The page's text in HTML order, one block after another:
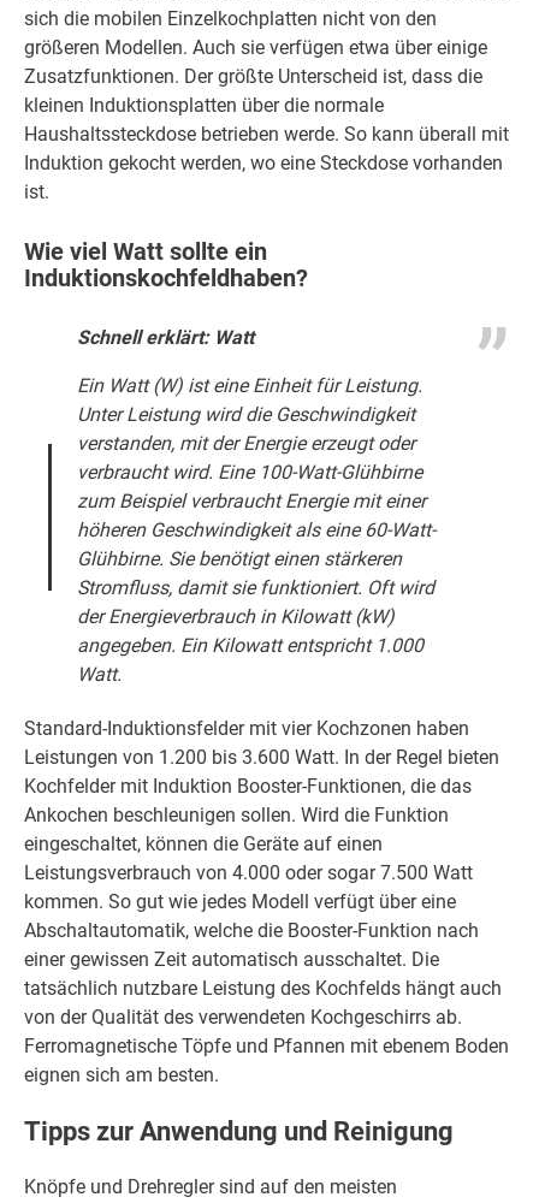
sich die mobilen Einzelkochplatten nicht von den
größeren Modellen. Auch sie verfügen etwa über einige
Zusatzfunktionen. Der größte Unterscheid ist, dass die
kleinen Induktionsplatten über die normale
Haushaltssteckdose betrieben werde. So kann überall mit
Induktion gekocht werden, wo eine Steckdose vorhanden
ist.
Wie viel Watt sollte ein
Induktionskochfeldhaben?
Schnell erklärt: Watt
Ein Watt (W) ist eine Einheit für Leistung.
Unter Leistung wird die Geschwindigkeit
verstanden, mit der Energie erzeugt oder
verbraucht wird. Eine 100-Watt-Glühbirne
zum Beispiel verbraucht Energie mit einer
höheren Geschwindigkeit als eine 60-Watt-
Glühbirne. Sie benötigt einen stärkeren
Stromfluss, damit sie funktioniert. Oft wird
der Energieverbrauch in Kilowatt (kW)
angegeben. Ein Kilowatt entspricht 1.000
Watt.
Standard-Induktionsfelder mit vier Kochzonen haben
Leistungen von 1.200 bis 3.600 Watt. In der Regel bieten
Kochfelder mit Induktion Booster-Funktionen, die das
Ankochen beschleunigen sollen. Wird die Funktion
eingeschaltet, können die Geräte auf einen
Leistungsverbrauch von 4.000 oder sogar 7.500 Watt
kommen. So gut wie jedes Modell verfügt über eine
Abschaltautomatik, welche die Booster-Funktion nach
einer gewissen Zeit automatisch ausschaltet. Die
tatsächlich nutzbare Leistung des Kochfelds hängt auch
von der Qualität des verwendeten Kochgeschirrs ab.
Ferromagnetische Töpfe und Pfannen mit ebenem Boden
eignen sich am besten.
Tipps zur Anwendung und Reinigung
Knöpfe und Drehregler sind auf den meisten